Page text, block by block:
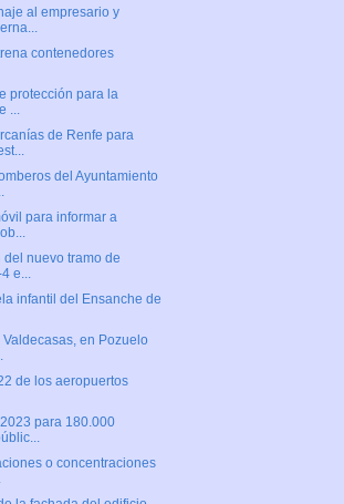
al empresario y
contenedores
protección para la
...
de Renfe para
del Ayuntamiento
para informar a
del nuevo tramo de
e...
infantil del Ensanche de
Valdecasas, en Pozuelo
de los aeropuertos
para 180.000
o concentraciones